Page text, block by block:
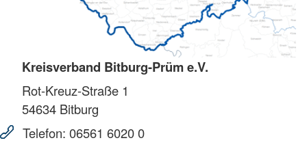
Kreisverband Bitburg-Prüm e.V.
Rot-Kreuz-Straße 1
54634 Bitburg
Telefon: 06561 6020 0